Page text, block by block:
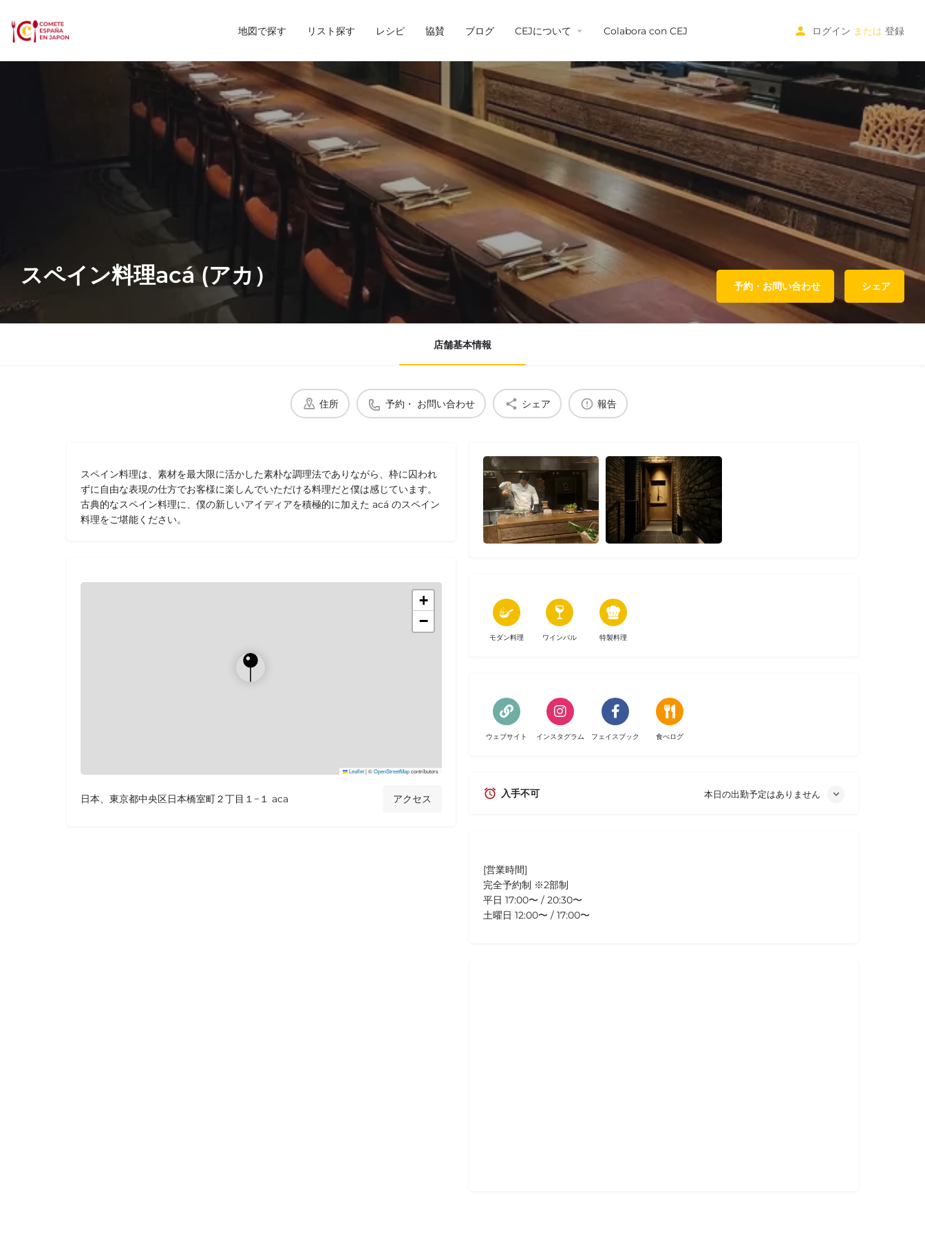
地図で探す リスト探す レシピ 協賛 ブログ CEJについて Colabora con CEJ ログイン または 登録
スペイン料理acá (アカ） 予約・お問い合わせ シェア
店舗基本情報
住所 予約・ お問い合わせ シェア 報告
スペイン料理は、素材を最大限に活かした素朴な調理法でありながら、枠に囚われ
ずに自由な表現の仕方でお客様に楽しんでいただける料理だと僕は感じています。
古典的なスペイン料理に、僕の新しいアイディアを積極的に加えた acá のスペイン
料理をご堪能ください。
+
−
Leaflet|©OpenStreetMapcontributors
日本、東京都中央区日本橋室町２丁目１−１ aca アクセス
モダン料理 ワインバル 特製料理
ウェブサイト インスタグラム フェイスブック 食べログ
入手不可 本日の出勤予定はありません
[営業時間]
完全予約制 ※2部制
平日 17:00〜 / 20:30〜
土曜日 12:00〜 / 17:00〜